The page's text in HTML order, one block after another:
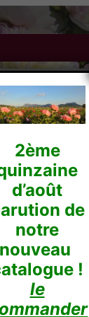
/ JULIA ROSE
2ème
d’août
de
notre
nouveau
!
le